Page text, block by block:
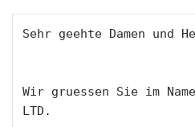
Sehr geehte Damen und
Wir gruessen Sie im
LTD.